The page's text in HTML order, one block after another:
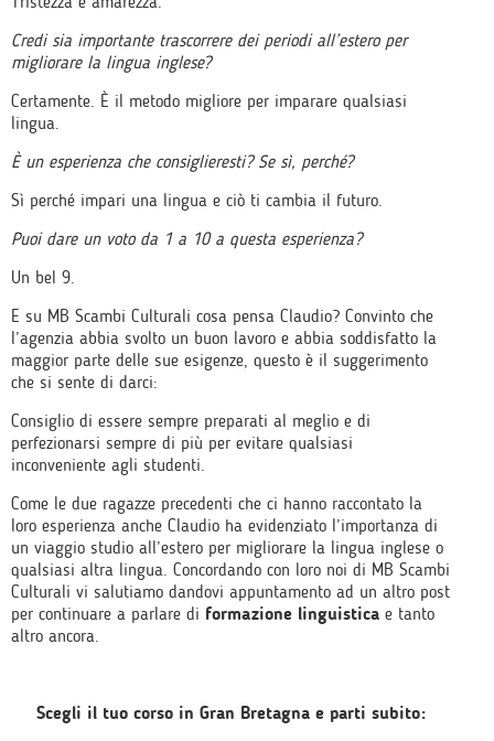
Credi sia importante trascorrere dei periodi all’estero per
migliorare la lingua inglese?
Certamente. È il metodo migliore per imparare qualsiasi
lingua.
È un esperienza che consiglieresti? Se sì, perché?
Sì perché impari una lingua e ciò ti cambia il futuro.
Puoi dare un voto da 1 a 10 a questa esperienza?
Un bel 9.
E su MB Scambi Culturali cosa pensa Claudio? Convinto che
l’agenzia abbia svolto un buon lavoro e abbia soddisfatto la
maggior parte delle sue esigenze, questo è il suggerimento
che si sente di darci:
Consiglio di essere sempre preparati al meglio e di
perfezionarsi sempre di più per evitare qualsiasi
inconveniente agli studenti.
Come le due ragazze precedenti che ci hanno raccontato la
loro esperienza anche Claudio ha evidenziato l’importanza di
un viaggio studio all’estero per migliorare la lingua inglese o
qualsiasi altra lingua. Concordando con loro noi di MB Scambi
Culturali vi salutiamo dandovi appuntamento ad un altro post
per continuare a parlare di formazione linguistica e tanto
altro ancora.
Scegli il tuo corso in Gran Bretagna e parti subito: